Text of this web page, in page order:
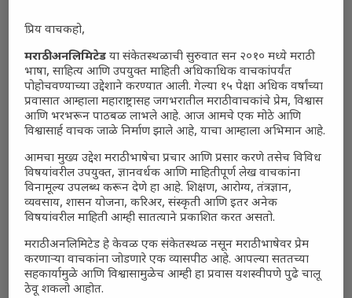
प्रिय वाचकहो,
मराठी अनलिमिटेड या संकेतस्थळाची सुरुवात सन २०१० मध्ये मराठी
भाषा, साहित्य आणि उपयुक्त माहिती अधिकाधिक वाचकांपर्यंत
पोहोचवण्याच्या उद्देशाने करण्यात आली. गेल्या १५ पेक्षा अधिक वर्षांच्या
प्रवासात आम्हाला महाराष्ट्रासह जगभरातील मराठी वाचकांचे प्रेम, विश्वास
आणि भरभरून पाठबळ लाभले आहे. आज आमचे एक मोठे आणि
विश्वासार्ह वाचक जाळे निर्माण झाले आहे, याचा आम्हाला अभिमान आहे.
आमचा मुख्य उद्देश मराठी भाषेचा प्रचार आणि प्रसार करणे तसेच विविध
विषयांवरील उपयुक्त, ज्ञानवर्धक आणि माहितीपूर्ण लेख वाचकांना
विनामूल्य उपलब्ध करून देणे हा आहे. शिक्षण, आरोग्य, तंत्रज्ञान,
व्यवसाय, शासन योजना, करिअर, संस्कृती आणि इतर अनेक
विषयांवरील माहिती आम्ही सातत्याने प्रकाशित करत असतो.
मराठी अनलिमिटेड हे केवळ एक संकेतस्थळ नसून मराठी भाषेवर प्रेम
करणाऱ्या वाचकांना जोडणारे एक व्यासपीठ आहे. आपल्या सततच्या
सहकार्यामुळे आणि विश्वासामुळेच आम्ही हा प्रवास यशस्वीपणे पुढे चालू
ठेवू शकलो आहोत.